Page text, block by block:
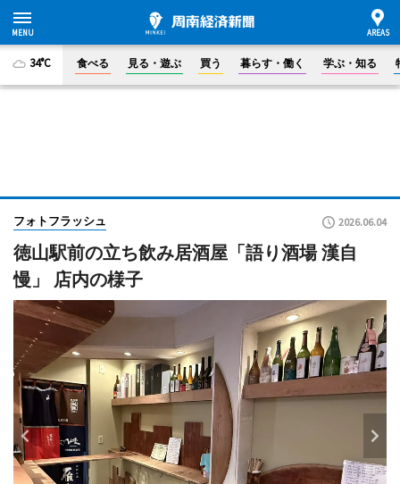
34°C 食べる 見る・遊ぶ 買う 暮らす・働く 学ぶ・知る
フォトフラッシュ 2026.06.04
徳山駅前の立ち飲み居酒屋「語り酒場 漢自
慢」 店内の様子